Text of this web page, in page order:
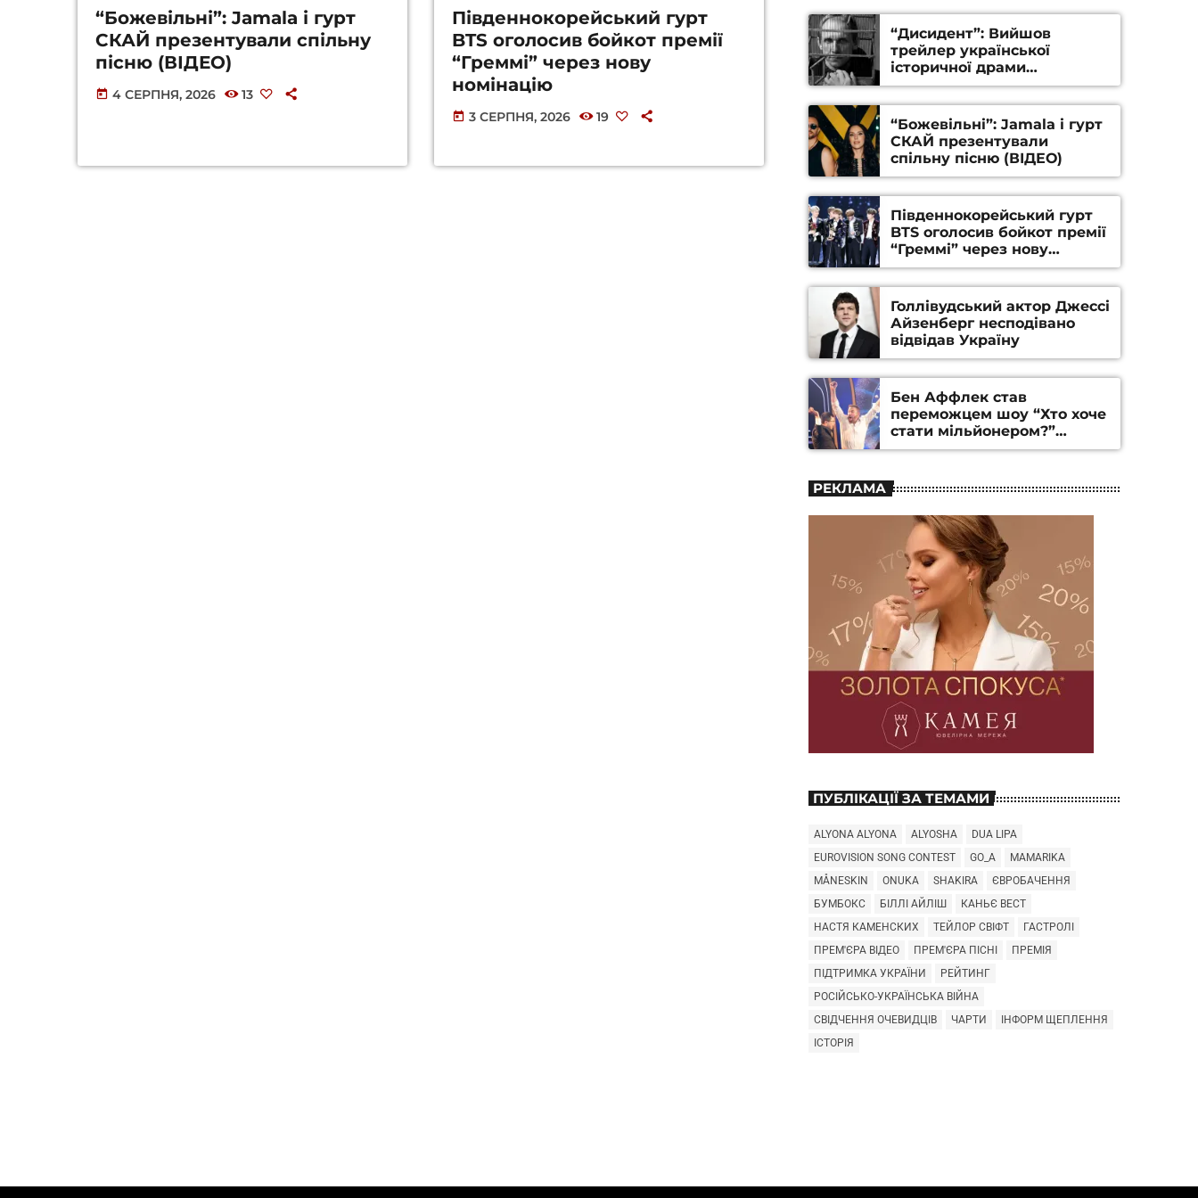
“Божевільні”: Jamala і гурт
СКАЙ презентували спільну
пісню (ВІДЕО)
today 4 СЕРПНЯ, 2026 13
Південнокорейський гурт
BTS оголосив бойкот премії
“Греммі” через нову
номінацію
today 3 СЕРПНЯ, 2026 19
“Дисидент”: Вийшов
трейлер української
історичної драми
Станіслава Гуренка та
Андрія Алфьорова (ВІДЕО)
“Божевільні”: Jamala і гурт
СКАЙ презентували
спільну пісню (ВІДЕО)
Південнокорейський гурт
BTS оголосив бойкот премії
“Греммі” через нову
номінацію
Голлівудський актор Джессі
Айзенберг несподівано
відвідав Україну
Бен Аффлек став
переможцем шоу “Хто хоче
стати мільйонером?”
(ВІДЕО)
РЕКЛАМА
ПУБЛІКАЦІЇ ЗА ТЕМАМИ
ALYONA ALYONA ALYOSHA
DUA LIPA
EUROVISION SONG CONTEST
GO_A
MAMARIKA
MÅNESKIN
ONUKA SHAKIRA
ЄВРОБАЧЕННЯ
БУМБОКС
БІЛЛІ АЙЛІШ
КАНЬЄ ВЕСТ
НАСТЯ КАМЕНСКИХ
ТЕЙЛОР СВІФТ
ГАСТРОЛІ
ПРЕМ'ЄРА ВІДЕО
ПРЕМ'ЄРА ПІСНІ
ПРЕМІЯ
ПІДТРИМКА УКРАЇНИ
РЕЙТИНГ
РОСІЙСЬКО-УКРАЇНСЬКА ВІЙНА
СВІДЧЕННЯ ОЧЕВИДЦІВ
ЧАРТИ
ІНФОРМ ЩЕПЛЕННЯ
ІСТОРІЯ